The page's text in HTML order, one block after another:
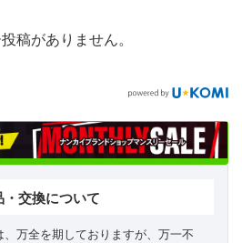
稿がありません。
・交換について
万全を期しておりますが、万一不